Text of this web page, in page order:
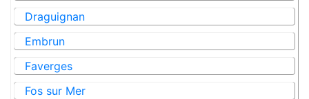
Draguignan
Embrun
Faverges
Fos sur Mer